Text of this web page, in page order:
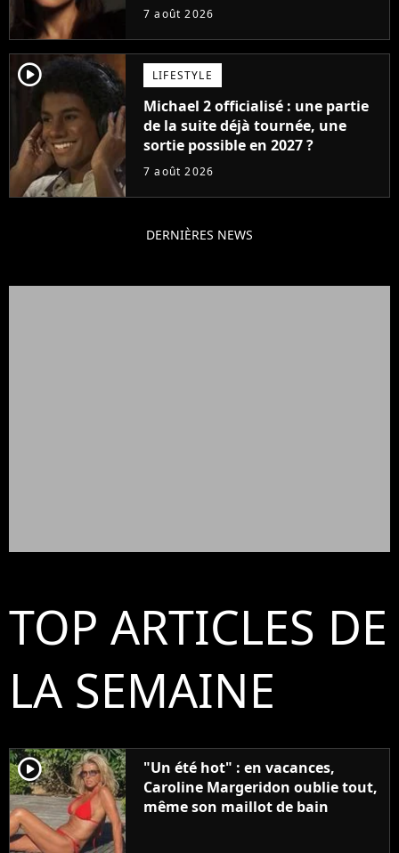
carrière avec son album Petal
7 août 2026
player2 LIFESTYLE
Michael 2 officialisé : une partie
de la suite déjà tournée, une
sortie possible en 2027 ?
7 août 2026
DERNIÈRES NEWS
TOP ARTICLES DE
LA SEMAINE
player2
"Un été hot" : en vacances,
Caroline Margeridon oublie tout,
même son maillot de bain